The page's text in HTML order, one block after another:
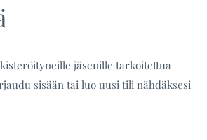
jäsenille tarkoitettua
sisään tai luo uusi tili nähdäksesi